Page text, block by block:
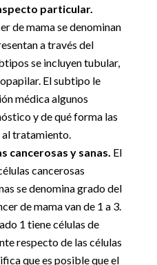
particular.
de mama se denominan
a través del
se incluyen tubular,
El subtipo le
médica algunos
y de qué forma las
al tratamiento.
cancerosas y sanas. El
cancerosas
se denomina grado del
de mama van de 1 a 3.
1 tiene células de
respecto de las células
que es posible que el